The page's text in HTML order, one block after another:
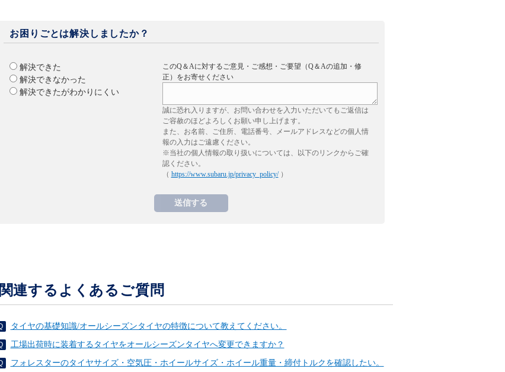
お困りごとは解決しましたか？
解決できた
解決できなかった
解決できたがわかりにくい
このQ＆Aに対するご意見・ご感想・ご要望（Q＆Aの追加・修
正）をお寄せください
誠に恐れ入りますが、お問い合わせを入力いただいてもご返信は
ご容赦のほどよろしくお願い申し上げます。
また、お名前、ご住所、電話番号、メールアドレスなどの個人情
報の入力はご遠慮ください。
※当社の個人情報の取り扱いについては、以下のリンクからご確
認ください。
（ https://www.subaru.jp/privacy_policy/）
関連するよくあるご質問
タイヤの基礎知識/オールシーズンタイヤの特徴について教えてください。
工場出荷時に装着するタイヤをオールシーズンタイヤへ変更できますか？
フォレスターのタイヤサイズ・空気圧・ホイールサイズ・ホイール重量・締付トルクを確認したい。